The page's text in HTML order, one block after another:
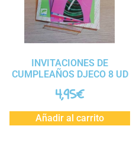
INVITACIONES DE
CUMPLEAÑOS DJECO 8 UD
4,95€
Añadir al carrito